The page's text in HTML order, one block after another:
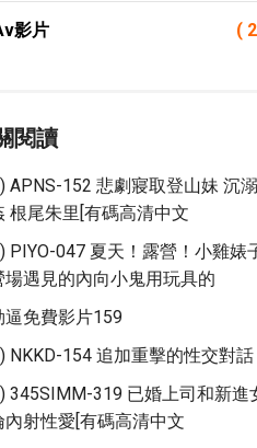
影片 (
閱讀
APNS-152 悲劇寢取登山妹 沉
根尾朱里[有碼高清中文
PIYO-047 夏天！露營！小雞婊
場遇見的內向小鬼用玩具的
逼免費影片159
NKKD-154 追加重擊的性交對話
345SIMM-319 已婚上司和新進
內射性愛[有碼高清中文